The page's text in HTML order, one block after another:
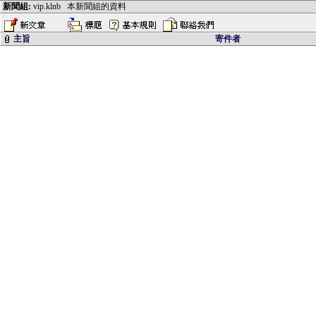
新聞組: vip.klnb 本新聞組的資料
主旨 寄件者